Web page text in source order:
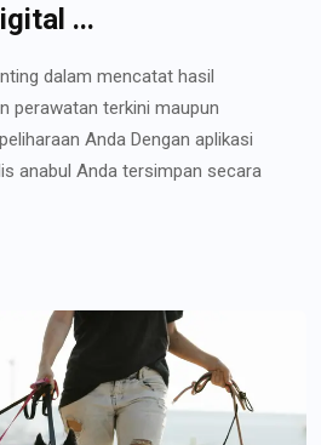
...
dalam mencatat hasil
perawatan terkini maupun
Anda Dengan aplikasi
anabul Anda tersimpan secara